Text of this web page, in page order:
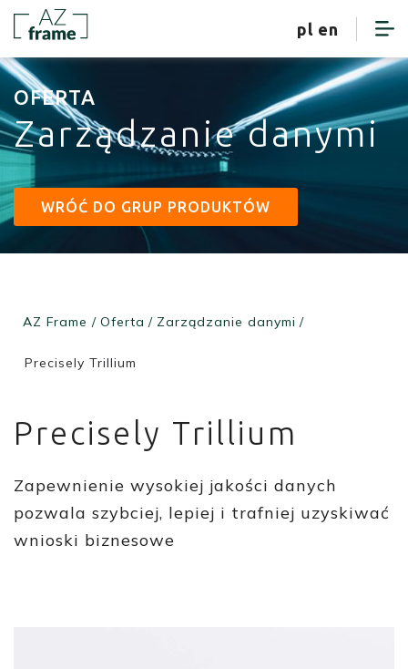
pl en
OFERTA
Zarządzanie danymi
WRÓĆ DO GRUP PRODUKTÓW
AZ Frame / Oferta / Zarządzanie danymi /
Precisely Trillium
Precisely Trillium
Zapewnienie wysokiej jakości danych
pozwala szybciej, lepiej i trafniej uzyskiwać
wnioski biznesowe